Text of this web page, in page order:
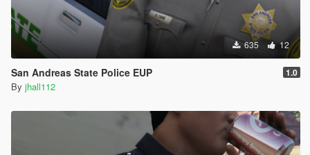
635 12
San Andreas State Police EUP 1.0
By jhall112